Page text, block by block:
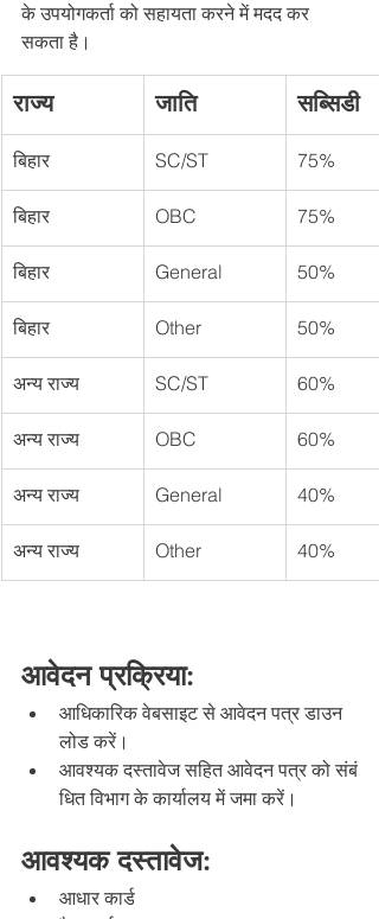
के उपयोगकर्ता को सहायता करने में मदद कर
सकता है।
राज्य जाति सब्सिडी
बिहार SC/ST 75%
बिहार OBC 75%
बिहार General 50%
बिहार Other 50%
अन्य राज्य SC/ST 60%
अन्य राज्य OBC 60%
अन्य राज्य General 40%
अन्य राज्य Other 40%
आवेदन प्रक्रिया:
आधिकारिक वेबसाइट से आवेदन पत्र डाउन
लोड करें।
आवश्यक दस्तावेज सहित आवेदन पत्र को संबं
धित विभाग के कार्यालय में जमा करें।
आवश्यक दस्तावेज:
आधार कार्ड